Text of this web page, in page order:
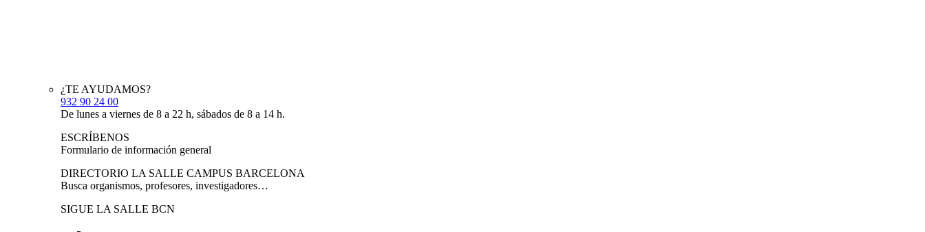
¿TE AYUDAMOS?
932 90 24 00
De lunes a viernes de 8 a 22 h, sábados de 8 a 14 h.
ESCRÍBENOS
Formulario de información general
DIRECTORIO LA SALLE CAMPUS BARCELONA
Busca organismos, profesores, investigadores…
SIGUE LA SALLE BCN